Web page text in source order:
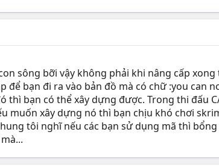
sông bỡi vậy không phải khi nâng cấp
để bạn đi ra vào bản đồ mà có chữ :you can
bạn có thể xây dựng được. Trong thi đấu
muốn xây dựng nó thì bạn chịu khó chơi
tôi nghĩ nếu các bạn sử dụng mã thì